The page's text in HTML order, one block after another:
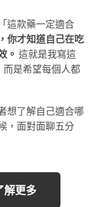
這款藥一定適合
你才知道自己在吃
。 這就是我寫這
是希望每個人都
想了解自己適合哪
，面對面聊五分
解更多